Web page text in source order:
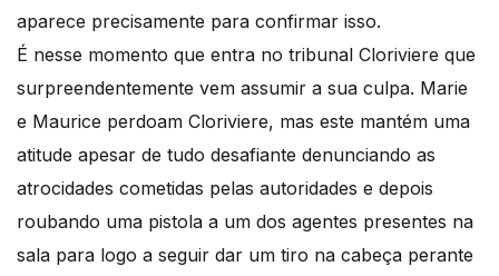
aparece precisamente para confirmar isso.
É nesse momento que entra no tribunal Cloriviere que
surpreendentemente vem assumir a sua culpa. Marie
e Maurice perdoam Cloriviere, mas este mantém uma
atitude apesar de tudo desafiante denunciando as
atrocidades cometidas pelas autoridades e depois
roubando uma pistola a um dos agentes presentes na
sala para logo a seguir dar um tiro na cabeça perante